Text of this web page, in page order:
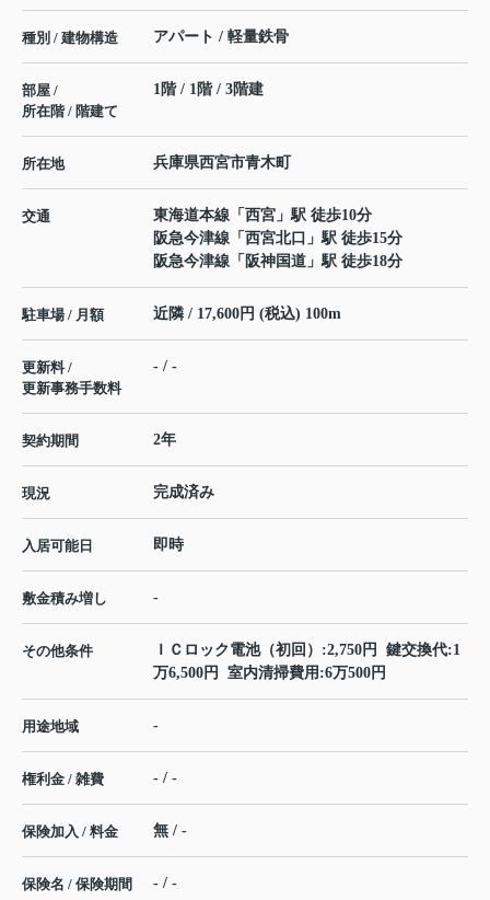
種別 / 建物構造 アパート / 軽量鉄骨
部屋 /
所在階 / 階建て
1階 / 1階 / 3階建
所在地 兵庫県西宮市青木町
交通 東海道本線 「 西宮 」駅 徒歩10分
阪急今津線 「 西宮北口 」駅 徒歩15分
阪急今津線 「 阪神国道 」駅 徒歩18分
駐車場 / 月額 近隣 / 17,600円 (税込) 100m
更新料 /
更新事務手数料
- / -
契約期間 2年
現況 完成済み
入居可能日 即時
敷金積み増し -
その他条件
ＩＣロック電池（初回）:2,750円 鍵交換代:1
万6,500円 室内清掃費用:6万500円
用途地域 -
権利金 / 雑費 - / -
保険加入 / 料金 無 / -
保険名 / 保険期間 - / -